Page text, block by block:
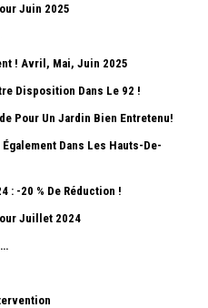
Juin 2025
! Avril, Mai, Juin 2025
Disposition Dans Le 92 !
Pour Un Jardin Bien Entretenu!
Dans Les Hauts-De-
: -20 % De Réduction !
Juillet 2024